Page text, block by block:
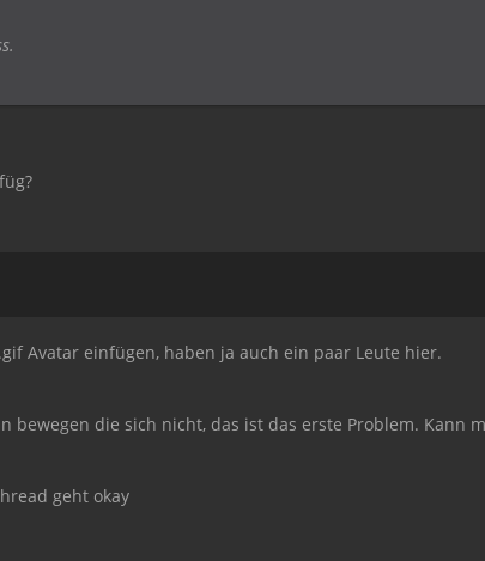
Avatar einfügen, haben ja auch ein paar Leute hier.
bewegen die sich nicht, das ist das erste Problem. Kann
geht okay